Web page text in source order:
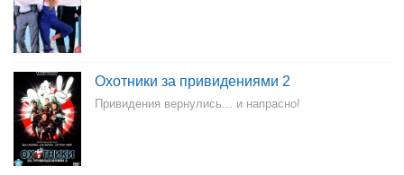
Охотники за привидениями 2
Привидения вернулись... и напрасно!